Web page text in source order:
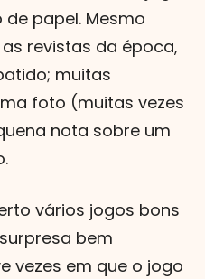
papel. Mesmo
revistas da época,
muitas
foto (muitas vezes
nota sobre um
vários jogos bons
bem
vezes em que o jogo